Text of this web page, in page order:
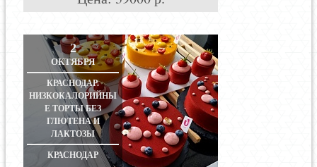
2
ОКТЯБРЯ
КРАСНОДАР.
НИЗКОКАЛОРИЙНЫ
Е ТОРТЫ БЕЗ
ГЛЮТЕНА И
ЛАКТОЗЫ
КРАСНОДАР